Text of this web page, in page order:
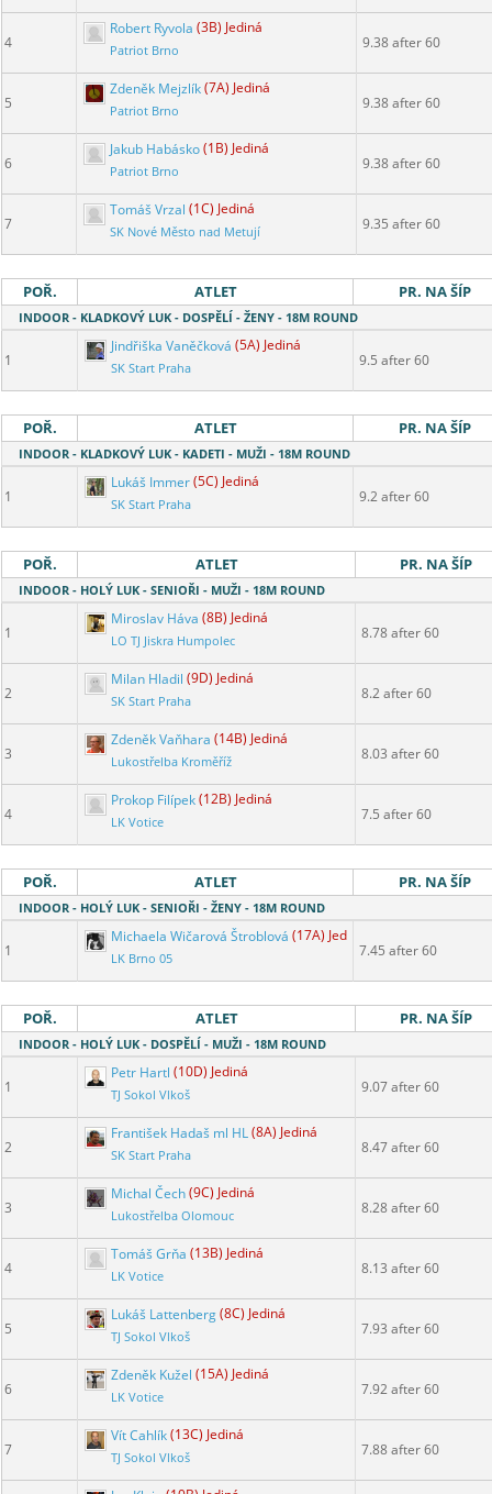
4
Robert Ryvola (3B) Jediná
Patriot Brno 9.38 after 60
5
Zdeněk Mejzlík(7A) Jediná
Patriot Brno 9.38 after 60
6
Jakub Habásko(1B) Jediná
Patriot Brno 9.38 after 60
7
Tomáš Vrzal (1C) Jediná
SK Nové Město nad Metují 9.35 after 60
POŘ. ATLET PR. NA ŠÍP
INDOOR - KLADKOVÝ LUK - DOSPĚLÍ - ŽENY - 18M ROUND
1
Jindřiška Vaněčková (5A) Jediná
SK Start Praha 9.5 after 60
POŘ. ATLET PR. NA ŠÍP
INDOOR - KLADKOVÝ LUK - KADETI - MUŽI - 18M ROUND
1
Lukáš Immer(5C) Jediná
SK Start Praha 9.2 after 60
POŘ. ATLET PR. NA ŠÍP
INDOOR - HOLÝ LUK - SENIOŘI - MUŽI - 18M ROUND
1
Miroslav Háva (8B) Jediná
LO TJ Jiskra Humpolec 8.78 after 60
2
Milan Hladil (9D) Jediná
SK Start Praha 8.2 after 60
3
Zdeněk Vaňhara (14B) Jediná
Lukostřelba Kroměříž 8.03 after 60
4
Prokop Filípek(12B) Jediná
LK Votice 7.5 after 60
POŘ. ATLET PR. NA ŠÍP
INDOOR - HOLÝ LUK - SENIOŘI - ŽENY - 18M ROUND
1
Michaela Wičarová Štroblová (17A) Jediná
LK Brno 05 7.45 after 60
POŘ. ATLET PR. NA ŠÍP
INDOOR - HOLÝ LUK - DOSPĚLÍ - MUŽI - 18M ROUND
1
Petr Hartl (10D) Jediná
TJ Sokol Vlkoš 9.07 after 60
2
František Hadaš ml HL(8A) Jediná
SK Start Praha 8.47 after 60
3
Michal Čech(9C) Jediná
Lukostřelba Olomouc 8.28 after 60
4
Tomáš Grňa (13B) Jediná
LK Votice 8.13 after 60
5
Lukáš Lattenberg(8C) Jediná
TJ Sokol Vlkoš 7.93 after 60
6
Zdeněk Kužel (15A) Jediná
LK Votice 7.92 after 60
7
Vít Cahlík(13C) Jediná
TJ Sokol Vlkoš 7.88 after 60